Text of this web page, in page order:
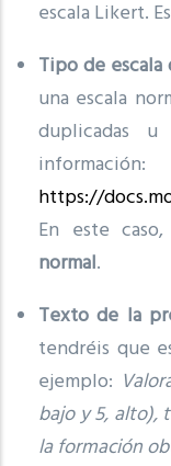
escala Likert.
Tipo de
una escala
duplicadas u
información:
https://
En este
normal.
Texto de la
tendréis que
ejemplo:
bajo y 5, alto),
la formación